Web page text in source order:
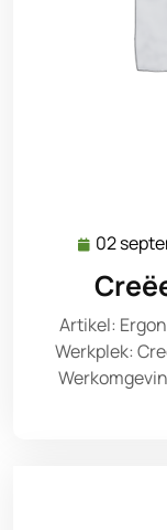
02
Artikel:
Werkplek: